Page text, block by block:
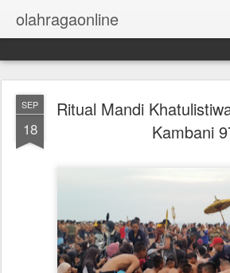
olahragaonline
SEP
18
Ritual Mandi
Kambani